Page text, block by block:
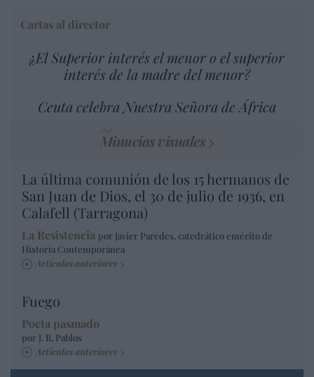
Cartas al director
¿El Superior interés el menor o el superior
interés de la madre del menor?
Ceuta celebra Nuestra Señora de África
Minucias visuales
La última comunión de los 15 hermanos de
San Juan de Dios, el 30 de julio de 1936, en
Calafell (Tarragona)
La Resistencia por Javier Paredes, catedrático emérito de
Historia Contemporánea
Artículos anteriores
Fuego
Poeta pasmado
por J. R. Pablos
Artículos anteriores